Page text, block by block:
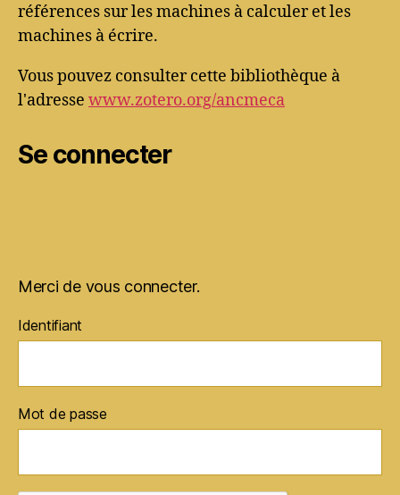
références sur les machines à calculer et les
machines à écrire.
Vous pouvez consulter cette bibliothèque à
l'adresse www.zotero.org/ancmeca
Se connecter
Merci de vous connecter.
Identifiant
Mot de passe